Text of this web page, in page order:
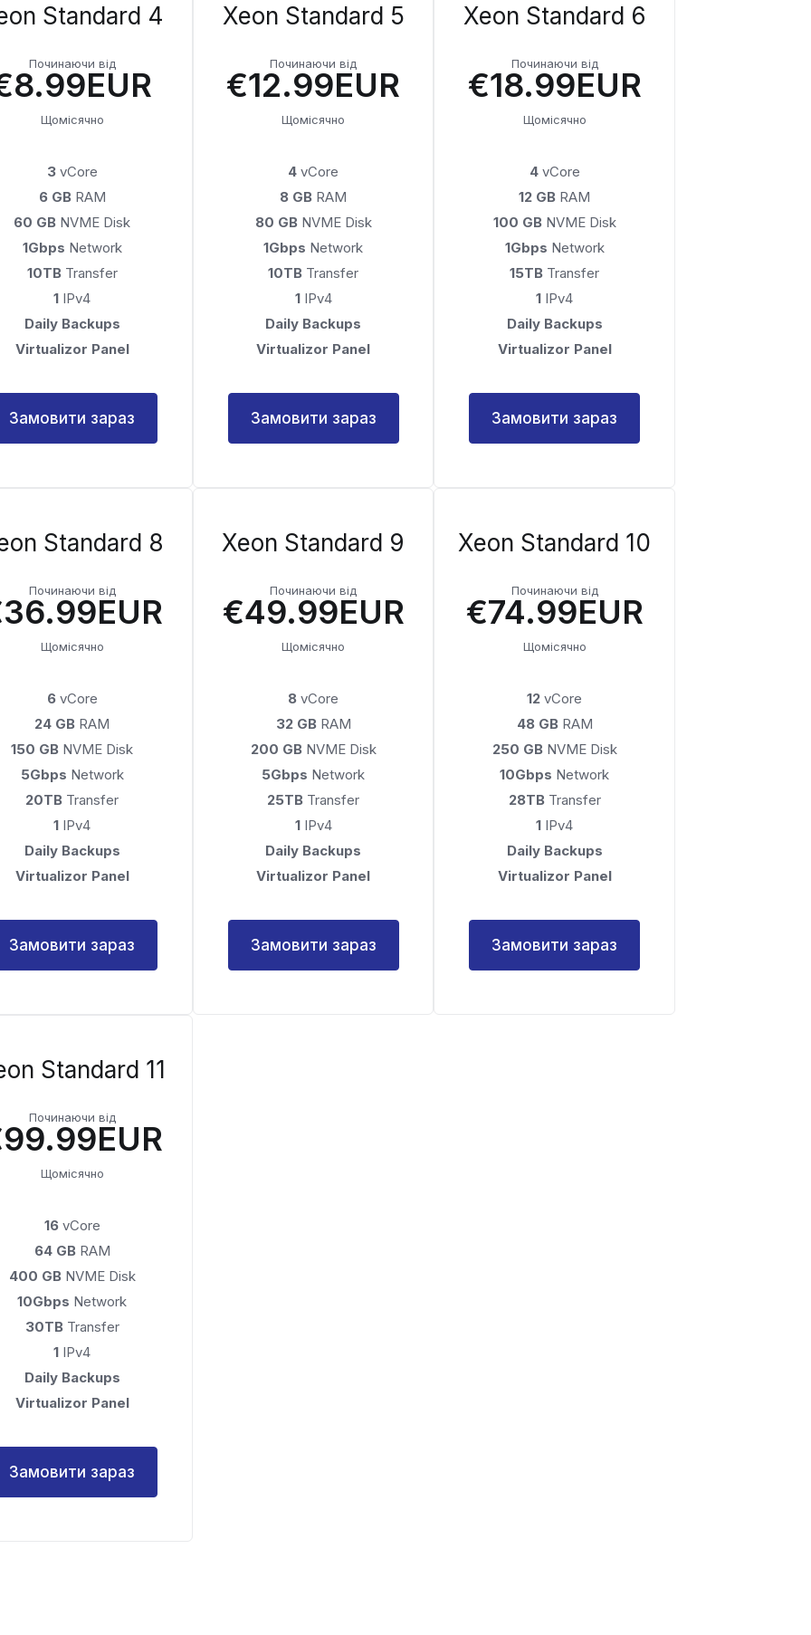
Standard 4
Починаючи від
Щомісячно
3vCore
6 GB RAM
60 GB NVME Disk
1Gbps Network
10TBTransfer
1 IPv4
Daily Backups
Virtualizor Panel
Замовити зараз
Xeon Standard 5
Починаючи від
€12.99EUR
Щомісячно
4 vCore
8 GB RAM
80 GBNVME Disk
1Gbps Network
10TB Transfer
1IPv4
Daily Backups
Virtualizor Panel
Замовити зараз
Xeon Standard 6
Починаючи від
€18.99EUR
Щомісячно
4vCore
12 GB RAM
100 GBNVME Disk
1Gbps Network
15TB Transfer
1 IPv4
Daily Backups
Virtualizor Panel
Замовити зараз
Standard 8
Починаючи від
Щомісячно
6vCore
24 GB RAM
150 GB NVME Disk
5Gbps Network
20TB Transfer
1 IPv4
Daily Backups
Virtualizor Panel
Замовити зараз
Xeon Standard 9
Починаючи від
€49.99EUR
Щомісячно
8 vCore
32 GB RAM
200 GBNVME Disk
5Gbps Network
25TB Transfer
1IPv4
Daily Backups
Virtualizor Panel
Замовити зараз
Xeon Standard 10
Починаючи від
€74.99EUR
Щомісячно
12 vCore
48 GB RAM
250 GBNVME Disk
10Gbps Network
28TBTransfer
1 IPv4
Daily Backups
Virtualizor Panel
Замовити зараз
Standard 11
Починаючи від
Щомісячно
16vCore
64 GB RAM
400 GBNVME Disk
10Gbps Network
30TBTransfer
1 IPv4
Daily Backups
Virtualizor Panel
Замовити зараз